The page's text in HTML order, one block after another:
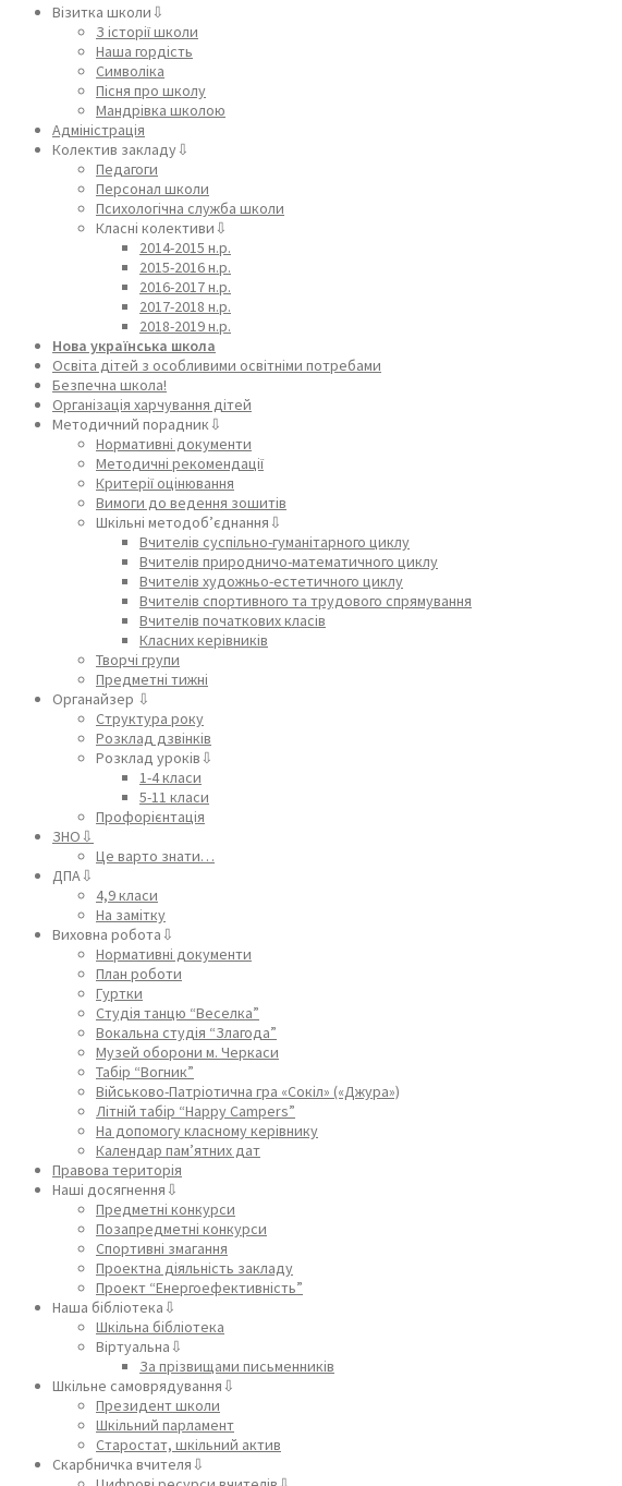
Візитка школи⇩
З історії школи
Наша гордість
Символіка
Пісня про школу
Мандрівка школою
Адміністрація
Колектив закладу⇩
Педагоги
Персонал школи
Психологічна служба школи
Класні колективи⇩
2014-2015 н.р.
2015-2016 н.р.
2016-2017 н.р.
2017-2018 н.р.
2018-2019 н.р.
Нова українська школа
Освіта дітей з особливими освітніми потребами
Безпечна школа!
Організація харчування дітей
Методичний порадник⇩
Нормативні документи
Методичні рекомендації
Критерії оцінювання
Вимоги до ведення зошитів
Шкільні методоб’єднання⇩
Вчителів суспільно-гуманітарного циклу
Вчителів природничо-математичного циклу
Вчителів художньо-естетичного циклу
Вчителів спортивного та трудового спрямування
Вчителів початкових класів
Класних керівників
Творчі групи
Предметні тижні
Органайзер ⇩
Структура року
Розклад дзвінків
Розклад уроків⇩
1-4 класи
5-11 класи
Профорієнтація
ЗНО⇩
Це варто знати…
ДПА⇩
4,9 класи
На замітку
Виховна робота⇩
Нормативні документи
План роботи
Гуртки
Студія танцю “Веселка”
Вокальна студія “Злагода”
Музей оборони м. Черкаси
Табір “Вогник”
Військово-Патріотична гра «Сокіл» («Джура»)
Літній табір “Happy Campers”
На допомогу класному керівнику
Календар пам’ятних дат
Правова територія
Наші досягнення⇩
Предметні конкурси
Позапредметні конкурси
Спортивні змагання
Проектна діяльність закладу
Проект “Енергоефективність”
Наша бібліотека⇩
Шкільна бібліотека
Віртуальна⇩
За прізвищами письменників
Шкільне самоврядування⇩
Президент школи
Шкільний парламент
Старостат, шкільний актив
Скарбничка вчителя⇩